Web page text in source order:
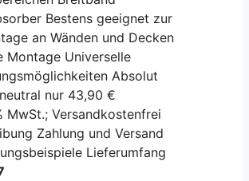
Bestens geeignet zur
an Wänden und Decken
Montage Universelle
Absolut
nur 43,90 €
MwSt.; Versandkostenfrei
Zahlung und Versand
Lieferumfang